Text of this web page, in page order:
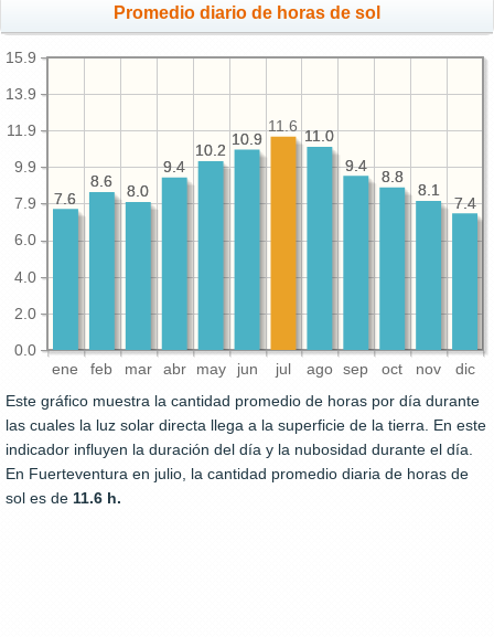
Promedio diario de horas de sol
ene feb mar abr may jun jul ago sep oct nov dic
0.0
2.0
4.0
6.0
7.9
9.9
11.9
13.9
15.9
7.4
8.1
8.8
9.4
11.0
10.9
10.2
9.4
8.0
8.6
7.6
7.4
8.1
8.8
9.4
11.0
11.6
10.9
10.2
9.4
8.0
8.6
7.6
Este gráfico muestra la cantidad promedio de horas por día durante
las cuales la luz solar directa llega a la superficie de la tierra. En este
indicador influyen la duración del día y la nubosidad durante el día.
En Fuerteventura en julio, la cantidad promedio diaria de horas de
sol es de 11.6 h.